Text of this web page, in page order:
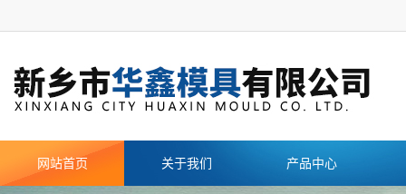
网站首页 关于我们 产品中心